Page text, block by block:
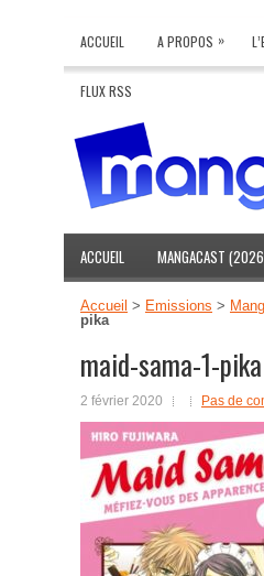
ACCUEIL A PROPOS »
FLUX RSS
ACCUEIL MANGACAST
Accueil > Emissions >
pika
maid-sama-1-pika
2 février 2020 Pas de